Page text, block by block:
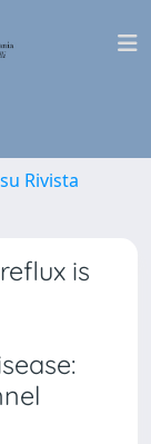
Rivista
is